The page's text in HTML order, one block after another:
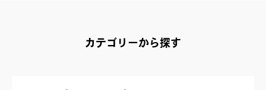
カテゴリーから探す